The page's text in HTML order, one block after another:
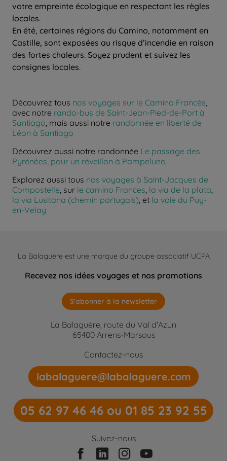
votre empreinte écologique en respectant les règles
locales.
En été, certaines régions du Camino, notamment en
Castille, sont exposées au risque d’incendie en raison
des fortes chaleurs. Soyez prudent et suivez les
consignes locales.
Découvrez tous nos voyages sur le Camino Francés
avec notre rando-bus de Saint-Jean-Pied-de-Port à
Santiago , mais aussi notre randonnée en liberté de
Léon à Santiago
Découvrez aussi notre randonnée Le passage des
Pyrénées, pour un réveillon à Pampelune.
Explorez aussi tous nos voyages à Saint-Jacques de
Compostelle , sur le camino Frances la via de la plata
la via Lusitana (chemin portugais) , et la voie du Puy-
en-Velay
La Balaguère est une marque du groupe associatif UCPA
Recevez nos idées voyages et nos promotions
S'abonner à la newsletter
La Balaguère, route du Val d'Azun
65400 Arrens-Marsous
Contactez-nous
labalaguere@labalaguere.com
05 62 97 46 46 ou 01 85 23 92 55
Suivez-nous